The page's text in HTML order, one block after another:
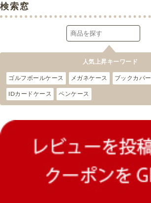
検索窓
人気上昇キーワード
ゴルフボールケース メガネケース ブックカバー
IDカードケース ペンケース